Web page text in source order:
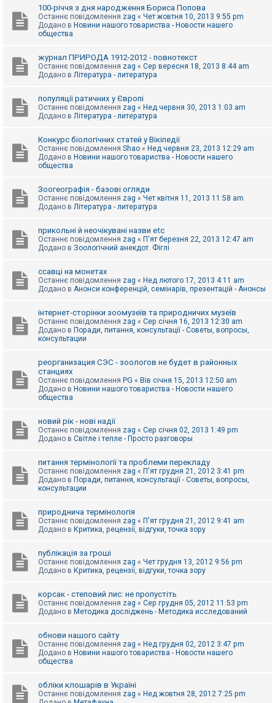
и
е
ш
к
м
г
100-річчя з дня народження Бориса Попова
Останнє повідомлення zag « Чет жовтня 10, 2013 9:55 pm
Додано в Новини нашого товариства - Новости нашего
общества
журнал ПРИРОДА 1912-2012 - повнотекст
Останнє повідомлення zag « Сер вересня 18, 2013 8:44 am
Додано в Література - литература
популяції ратичних у Європі
Останнє повідомлення zag « Нед червня 30, 2013 1:03 am
Додано в Література - литература
Конкурс біологічних статей у Вікіпедії
Останнє повідомлення Shao « Нед червня 23, 2013 12:29 am
Додано в Новини нашого товариства - Новости нашего
общества
Зоогеографія - базові огляди
Останнє повідомлення zag « Чет квітня 11, 2013 11:58 am
Додано в Література - литература
прикольні й неочікувані назви etc
Останнє повідомлення zag « П'ят березня 22, 2013 12:47 am
Додано в Зоологічний анекдот. Фіглі
ссавці на монетах
Останнє повідомлення zag « Нед лютого 17, 2013 4:11 am
Додано в Анонси конференцій, семінарів, презентацій - Анонсы
інтернет-сторінки зоомузеїв та природничих музеїв
Останнє повідомлення zag « Сер січня 16, 2013 12:30 am
Додано в Поради, питання, консультації - Советы, вопросы,
консультации
реорганизация СЭС - зоологов не будет в районных
станциях
Останнє повідомлення PG « Вів січня 15, 2013 12:50 am
Додано в Новини нашого товариства - Новости нашего
общества
новий рік - нові надії
Останнє повідомлення zag « Сер січня 02, 2013 1:49 pm
Додано в Світле і тепле - Просто разговоры
питання термінології та проблеми перекладу
Останнє повідомлення zag « П'ят грудня 21, 2012 3:41 pm
Додано в Поради, питання, консультації - Советы, вопросы,
консультации
природнича термінологія
Останнє повідомлення zag « П'ят грудня 21, 2012 9:41 am
Додано в Критика, рецензії, відгуки, точка зору
публікація за гроші
Останнє повідомлення zag « Чет грудня 13, 2012 9:56 pm
Додано в Критика, рецензії, відгуки, точка зору
корсак - степовий лис: не пропустіть
Останнє повідомлення zag « Сер грудня 05, 2012 11:53 pm
Додано в Методика досліджень - Методика исследований
обнови нашого сайту
Останнє повідомлення zag « Нед грудня 02, 2012 3:47 pm
Додано в Новини нашого товариства - Новости нашего
общества
обліки клошарів в Україні
Останнє повідомлення zag « Нед жовтня 28, 2012 7:25 pm